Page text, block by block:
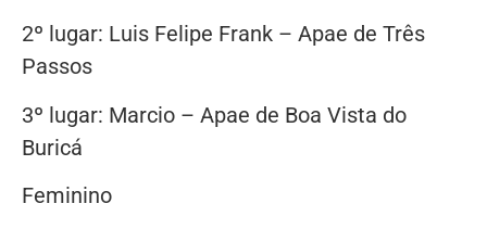
2º lugar: Luis Felipe Frank – Apae de Três
Passos
3º lugar: Marcio – Apae de Boa Vista do
Buricá
Feminino